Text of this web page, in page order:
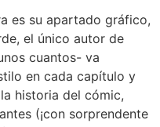
es su apartado gráfico,
el único autor de
cuantos- va
en cada capítulo y
historia del cómic,
(¡con sorprendente